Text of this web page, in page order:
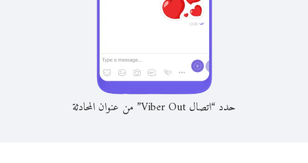
حدد “اتصال Viber Out” من عنوان المحادثة